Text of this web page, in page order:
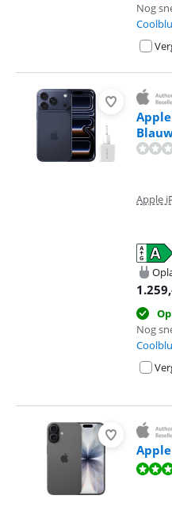
Nog
Apple
1.259
Nog
Beoordeling is 9,1 van de 10,